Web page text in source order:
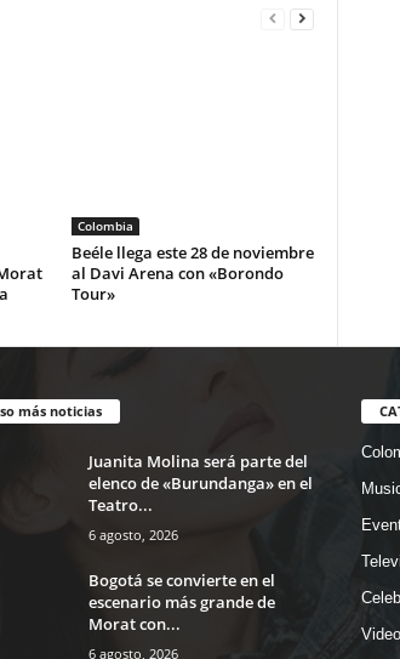
Colombia
Beéle llega este 28 de noviembre
al Davi Arena con «Borondo
Tour»
más noticias
Juanita Molina será parte del
elenco de «Burundanga» en el
Teatro...
6 agosto, 2026
Bogotá se convierte en el
escenario más grande de
Morat con...
6 agosto, 2026
Video